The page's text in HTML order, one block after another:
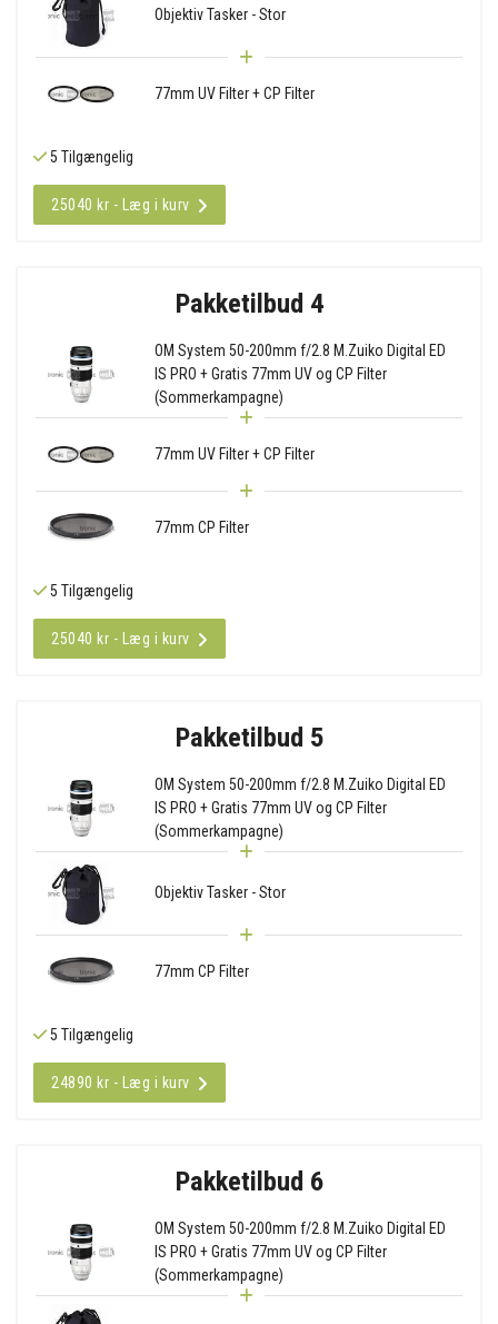
Objektiv Tasker - Stor
77mm UV Filter + CP Filter
5 Tilgængelig
25040 kr - Læg i kurv
Pakketilbud 4
OM System 50-200mm f/2.8 M.Zuiko Digital ED
IS PRO + Gratis 77mm UV og CP Filter
(Sommerkampagne)
77mm UV Filter + CP Filter
77mm CP Filter
5 Tilgængelig
25040 kr - Læg i kurv
Pakketilbud 5
OM System 50-200mm f/2.8 M.Zuiko Digital ED
IS PRO + Gratis 77mm UV og CP Filter
(Sommerkampagne)
Objektiv Tasker - Stor
77mm CP Filter
5 Tilgængelig
24890 kr - Læg i kurv
Pakketilbud 6
OM System 50-200mm f/2.8 M.Zuiko Digital ED
IS PRO + Gratis 77mm UV og CP Filter
(Sommerkampagne)